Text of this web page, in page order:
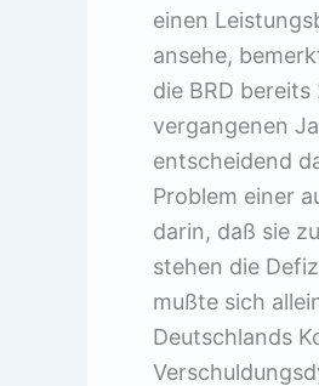
einen
ansehe,
die BRD
vergangenen
entscheidend
Problem einer
darin, daß sie
stehen die
mußte sich
Deutschlands